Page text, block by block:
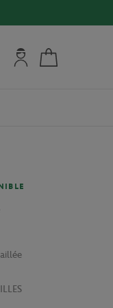
Mon compte : se